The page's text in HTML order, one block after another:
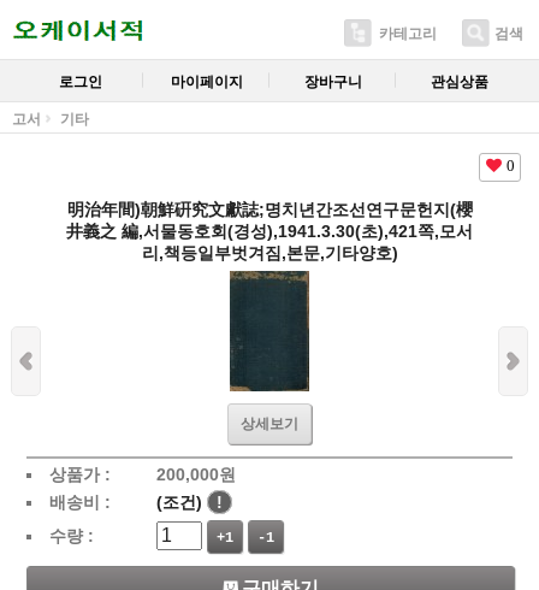
카테고리 검색
로그인 마이페이지 장바구니 관심상품
고서 기타
0
明治年間)朝鮮硏究文獻誌;명치년간조선연구문헌지(櫻
井義之 編,서물동호회(경성),1941.3.30(초),421쪽,모서
리,책등일부벗겨짐,본문,기타양호)
상세보기
상품가 : 200,000원
배송비 :
(조건)
!
수량 :
+1 -1